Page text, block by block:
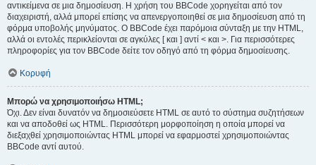
αντικείμενα σε μια δημοσίευση. Η χρήση του BBCode χορηγείται από τον
διαχειριστή, αλλά μπορεί επίσης να απενεργοποιηθεί σε μια δημοσίευση από τη
φόρμα υποβολής μηνύματος. Ο BBCode έχει παρόμοια σύνταξη με την HTML,
αλλά οι εντολές περικλείονται σε αγκύλες [ και ] αντί < και >. Για περισσότερες
πληροφορίες για τον BBCode δείτε τον οδηγό από τη φόρμα δημοσίευσης.
Κορυφή
Μπορώ να χρησιμοποιήσω HTML;
Όχι. Δεν είναι δυνατόν να δημοσιεύσετε HTML σε αυτό το σύστημα συζητήσεων
και να αποδοθεί ως HTML. Περισσότερη μορφοποίηση η οποία μπορεί να
διεξαχθεί χρησιμοποιώντας HTML μπορεί να εφαρμοστεί χρησιμοποιώντας
BBCode αντί αυτού.